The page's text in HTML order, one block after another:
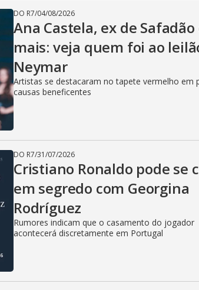
DO R7/04/08/2026
Ana Castela, ex de Safadão
mais: veja quem foi ao
Neymar
Artistas se destacaram no tapete vermelho em
causas beneficentes
DO R7/31/07/2026
Cristiano Ronaldo pode se
em segredo com Georgina
Rodríguez
Rumores indicam que o casamento do jogador
acontecerá discretamente em Portugal